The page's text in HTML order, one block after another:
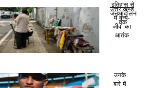
इतिहास से
जनआंदोलन
तक
उत्तराखण्ड
में वन्य-
जीवों का
आतंक
उनके
बारे में